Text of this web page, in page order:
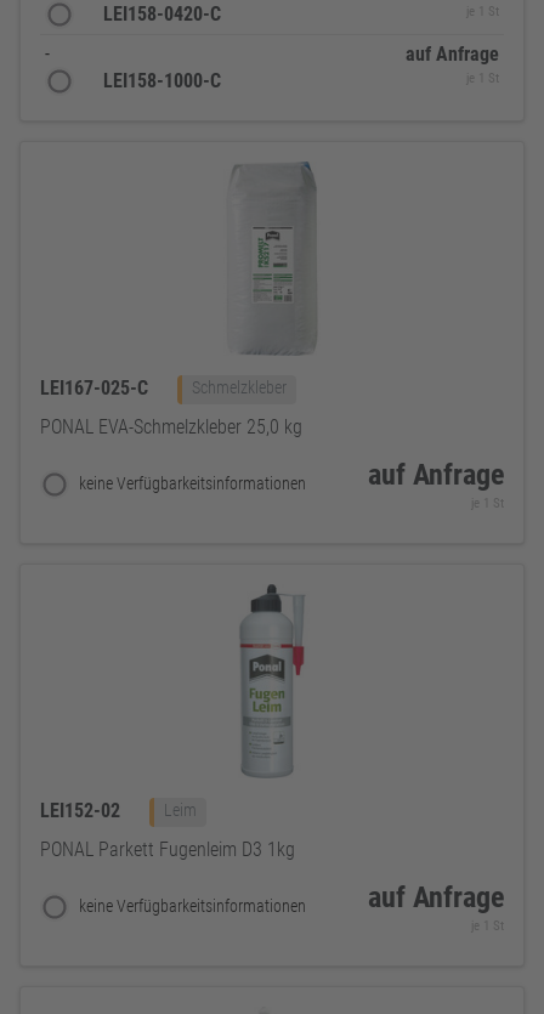
LEI158-0420-C
je 1 St
-
LEI158-1000-C
auf Anfrage
je 1 St
LEI167-025-C Schmelzkleber
PONAL EVA-Schmelzkleber 25,0 kg
keine Verfügbarkeitsinformationen auf Anfrage
je 1 St
LEI152-02 Leim
PONAL Parkett Fugenleim D3 1kg
keine Verfügbarkeitsinformationen auf Anfrage
je 1 St